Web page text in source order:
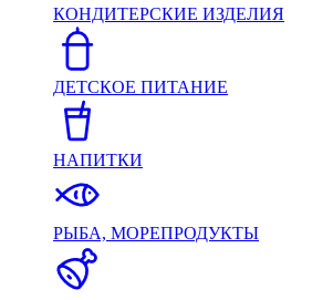
КОНДИТЕРСКИЕ ИЗДЕЛИЯ
ДЕТСКОЕ ПИТАНИЕ
НАПИТКИ
РЫБА, МОРЕПРОДУКТЫ